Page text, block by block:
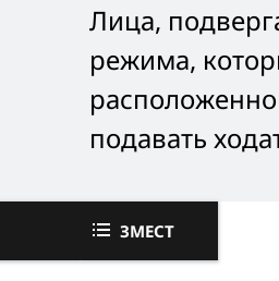
Лица,
режима,
подавать
ЗМЕСТ